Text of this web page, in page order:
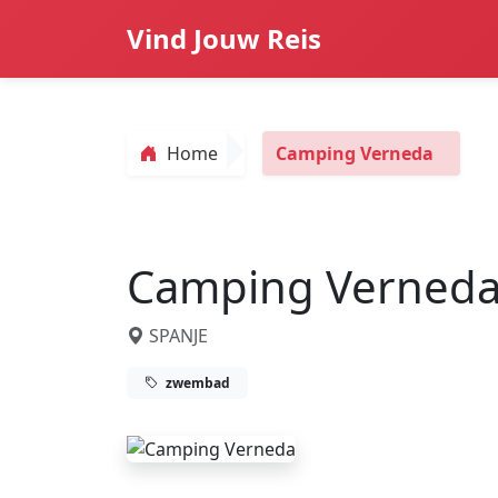
Vind Jouw Reis
Home Camping Verneda
Camping
SPANJE
zwembad